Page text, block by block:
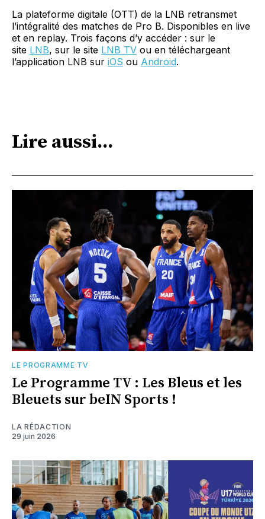
La plateforme digitale (OTT) de la LNB retransmet
l’intégralité des matches de Pro B. Disponibles en live
et en replay. Trois façons d’y accéder : sur le
site LNB, sur le site LNB TV ou en téléchargeant
l’application LNB sur iOS ou Android.
Lire aussi...
LE PROGRAMME TV
Le Programme TV : Les Bleus et les
Bleuets sur beIN Sports !
LA RÉDACTION
29 juin 2026